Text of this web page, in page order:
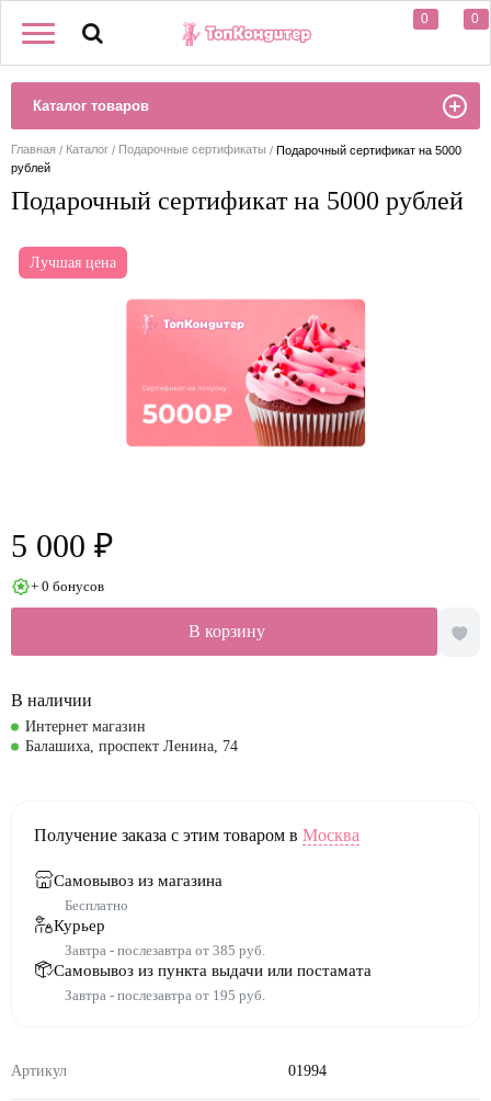
0 0
Каталог товаров
Главная Каталог Подарочные сертификаты
Подарочный сертификат на 5000
рублей
Подарочный сертификат на 5000 рублей
Лучшая цена
Артикул 01994
5 000 ₽
+ 0 бонусов
В корзину
В наличии
Интернет магазин
Балашиха, проспект Ленина, 74
Получение заказа с этим товаром в Москва
Самовывоз из магазина
Бесплатно
Курьер
Завтра - послезавтра от 385 руб.
Самовывоз из пункта выдачи или постамата
Завтра - послезавтра от 195 руб.